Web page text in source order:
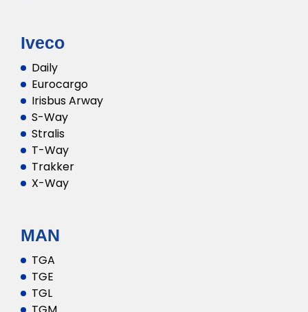
Iveco
Daily
Eurocargo
Irisbus Arway
S-Way
Stralis
T-Way
Trakker
X-Way
MAN
TGA
TGE
TGL